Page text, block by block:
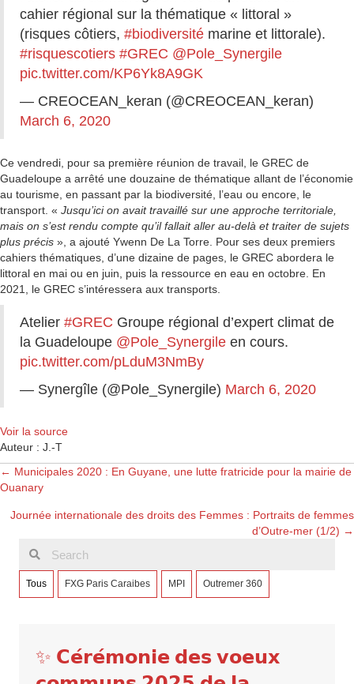
cahier régional sur la thématique « littoral »
(risques côtiers, #biodiversité marine et littorale).
#risquescotiers #GREC @Pole_Synergile
pic.twitter.com/KP6Yk8A9GK
— CREOCEAN_keran (@CREOCEAN_keran)
March 6, 2020
Ce vendredi, pour sa première réunion de travail, le GREC de
Guadeloupe a arrêté une douzaine de thématique allant de l’économie
au tourisme, en passant par la biodiversité, l’eau ou encore, le
transport. « Jusqu’ici on avait travaillé sur une approche territoriale,
mais on s’est rendu compte qu’il fallait aller au-delà et traiter de sujets
plus précis », a ajouté Ywenn De La Torre. Pour ses deux premiers
cahiers thématiques, d’une dizaine de pages, le GREC abordera le
littoral en mai ou en juin, puis la ressource en eau en octobre. En
2021, le GREC s’intéressera aux transports.
Atelier #GREC Groupe régional d’expert climat de
la Guadeloupe @Pole_Synergile en cours.
pic.twitter.com/pLduM3NmBy
— Synergîle (@Pole_Synergile) March 6, 2020
Voir la source
Auteur : J.-T
Posts
navigation
← Municipales 2020 : En Guyane, une lutte fratricide pour la mairie de
Ouanary
Journée internationale des droits des Femmes : Portraits de femmes
d’Outre-mer (1/2) →
Tous FXG Paris Caraibes MPI Outremer 360
✨ 𝗖𝗲́𝗿𝗲́𝗺𝗼𝗻𝗶𝗲 𝗱𝗲𝘀 𝘃𝗼𝗲𝘂𝘅